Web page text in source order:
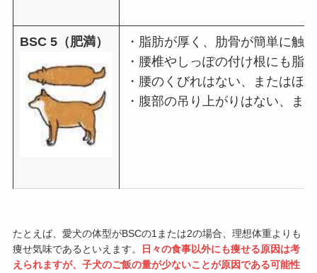
BSC 5（肥満）
・脂肪が厚く、肋骨が簡単に触
・腰椎やしっぽの付け根にも脂
・腰のくびれはない、またはほ
・腹部の吊り上がりはない、ま
たとえば、愛犬の体型がBSCの1または2の場合、理想体重よりも
痩せ気味であるといえます。
日々の食事以外にも痩せる原因は考
えられますが、子犬のご飯の量が少ないことが原因である可能性